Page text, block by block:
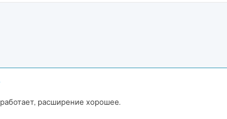
расширение хорошее.